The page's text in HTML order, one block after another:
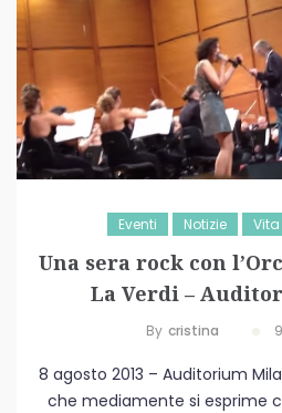
Eventi Notizie Vita
Una sera rock con
La Verdi –
By Cristina
8 agosto 2013 – Auditorium
che mediamente si esprime